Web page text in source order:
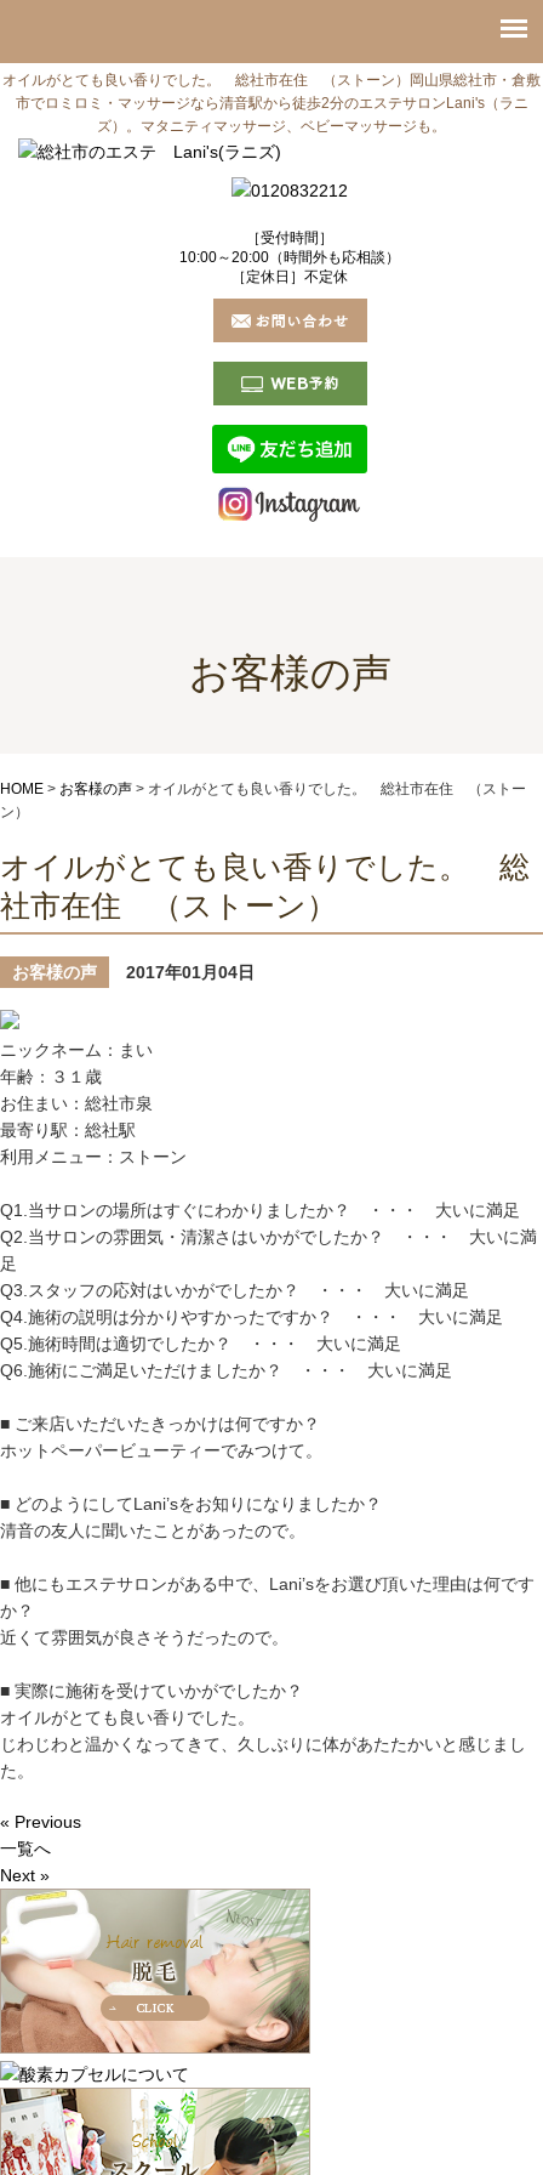
オイルがとても良い香りでした。 総社市在住 （ストーン）岡山県総社市・倉敷
市でロミロミ・マッサージなら清音駅から徒歩2分のエステサロンLani's（ラニ
ズ）。マタニティマッサージ、ベビーマッサージも。
［受付時間］
10:00～20:00（時間外も応相談）
［定休日］不定休
お客様の声
HOME > お客様の声 > オイルがとても良い香りでした。 総社市在住 （ストー
ン）
オイルがとても良い香りでした。 総
社市在住 （ストーン）
お客様の声 2017年01月04日
ニックネーム：まい
年齢：３１歳
お住まい：総社市泉
最寄り駅：総社駅
利用メニュー：ストーン
Q1.当サロンの場所はすぐにわかりましたか？ ・・・ 大いに満足
Q2.当サロンの雰囲気・清潔さはいかがでしたか？ ・・・ 大いに満
足
Q3.スタッフの応対はいかがでしたか？ ・・・ 大いに満足
Q4.施術の説明は分かりやすかったですか？ ・・・ 大いに満足
Q5.施術時間は適切でしたか？ ・・・ 大いに満足
Q6.施術にご満足いただけましたか？ ・・・ 大いに満足
■ ご来店いただいたきっかけは何ですか？
ホットペーパービューティーでみつけて。
■ どのようにしてLani’sをお知りになりましたか？
清音の友人に聞いたことがあったので。
■ 他にもエステサロンがある中で、Lani’sをお選び頂いた理由は何です
か？
近くて雰囲気が良さそうだったので。
■ 実際に施術を受けていかがでしたか？
オイルがとても良い香りでした。
じわじわと温かくなってきて、久しぶりに体があたたかいと感じまし
た。
« Previous
一覧へ
Next »